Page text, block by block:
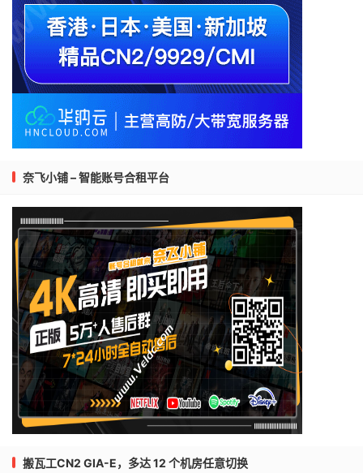
奈飞小铺 – 智能账号合租平台
搬瓦工CN2 GIA-E，多达 12 个机房任意切换